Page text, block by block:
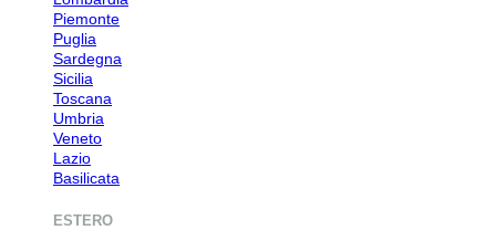
Piemonte
Puglia
Sardegna
Sicilia
Toscana
Umbria
Veneto
Lazio
Basilicata
ESTERO